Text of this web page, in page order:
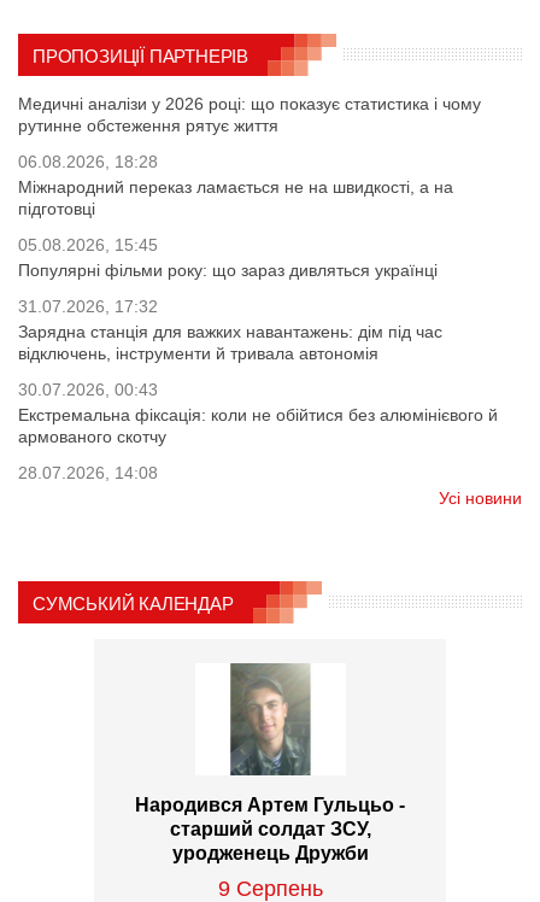
ПРОПОЗИЦІЇ ПАРТНЕРІВ
Медичні аналізи у 2026 році: що показує статистика і чому
рутинне обстеження рятує життя
06.08.2026, 18:28
Міжнародний переказ ламається не на швидкості, а на
підготовці
05.08.2026, 15:45
Популярні фільми року: що зараз дивляться українці
31.07.2026, 17:32
Зарядна станція для важких навантажень: дім під час
відключень, інструменти й тривала автономія
30.07.2026, 00:43
Екстремальна фіксація: коли не обійтися без алюмінієвого й
армованого скотчу
28.07.2026, 14:08
Усі новини
СУМСЬКИЙ КАЛЕНДАР
Народився Артем Гульцьо -
старший солдат ЗСУ,
уродженець Дружби
9 Серпень